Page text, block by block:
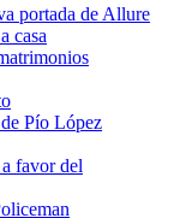
portada de Allure
casa
Pío López
favor del